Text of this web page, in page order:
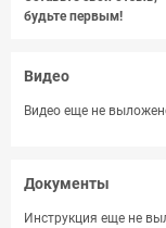
будьте первым!
Видео
Видео еще не
Документы
Инструкция еще не